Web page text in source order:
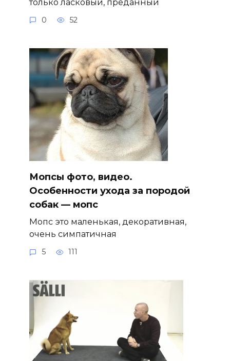
0 52
Мопсы фото, видео.
Особенности ухода за породой
собак — мопс
Мопс это маленькая, декоративная,
очень симпатичная
5 111